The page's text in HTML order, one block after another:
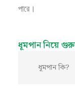
পারে।
ধূমপান নিয়ে
ধূমপান কি?